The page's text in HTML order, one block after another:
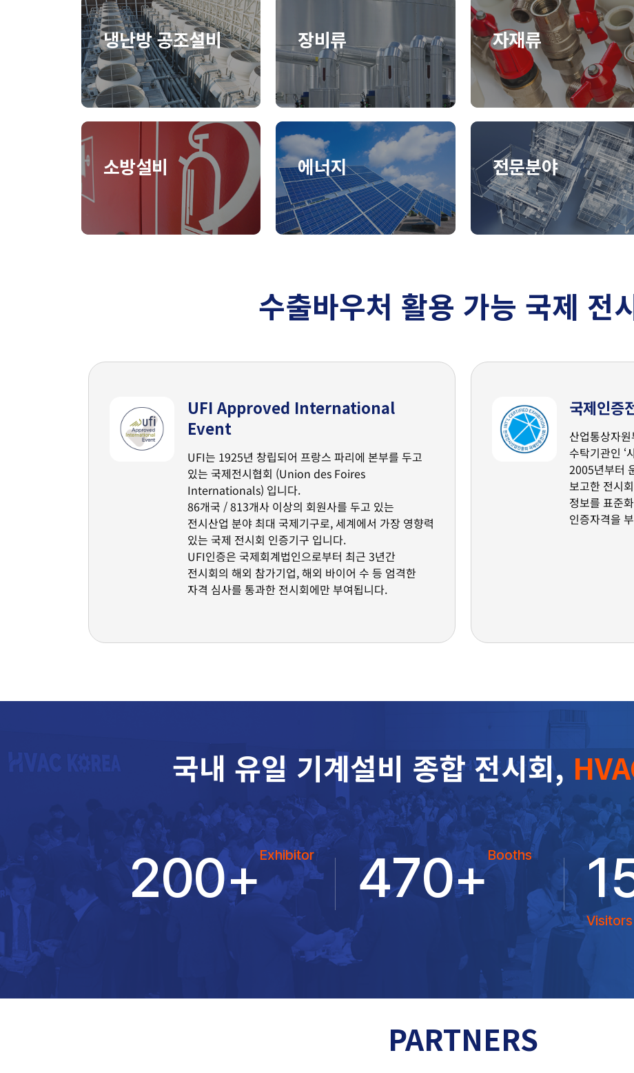
냉난방 공조설비 장비류 자재류
소방설비 에너지 전문분야
수출바우처 활용 가능 국제 전
UFI Approved International
Event
UFI는 1925년 창립되어 프랑스 파리에 본부를 두고
있는 국제전시협회 (Union des Foires
Internationals) 입니다.
86개국 / 813개사 이상의 회원사를 두고 있는
전시산업 분야 최대 국제기구로, 세계에서 가장 영향력
있는 국제 전시회 인증기구 입니다.
UFI인증은 국제회계법인으로부터 최근 3년간
전시회의 해외 참가기업, 해외 바이어 수 등 엄격한
자격 심사를 통과한 전시회에만 부여됩니다.
국제인증
산업통상자
수탁기관인 ‘
2005년부터
보고한 전시
정보를 표준
인증자격을
국내 유일 기계설비 종합 전시회,
200+Exhibitor 470+Booths
Visitors
PARTNERS